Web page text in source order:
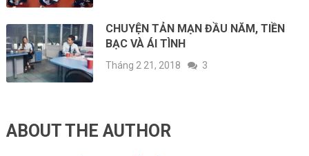
CHUYỆN TẢN MẠN ĐẦU NĂM, TIỀN
BẠC VÀ ÁI TÌNH
Tháng 2 21, 2018 3
ABOUT THE AUTHOR